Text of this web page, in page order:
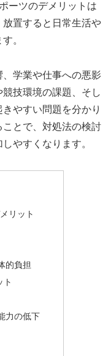
ーツのデメリットは
置すると日常生活や
。
学業や仕事への悪影
技環境の課題、そし
やすい問題を分かり
とで、対処法の検討
やすくなります。
リット
的負担
ト
力の低下